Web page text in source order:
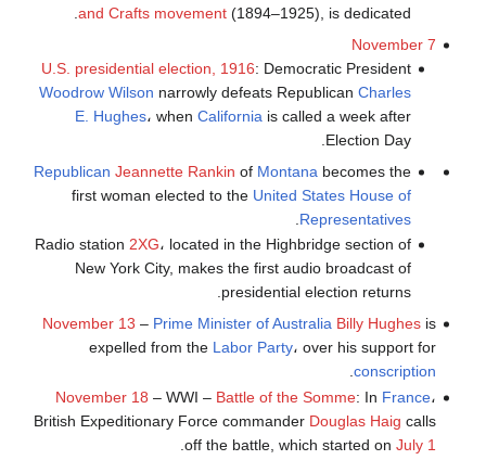
and Crafts movement (1894–1925), is dedicated.
November 7
U.S. presidential election, 1916: Democratic President
Woodrow Wilson narrowly defeats RepublicanCharles
E. Hughes، whenCalifornia is called a week after
Election Day.
Republican Jeannette Rankin of Montana becomes the
first woman elected to the United States House of
Representatives
Radio station2XG، located in the Highbridge section of
New York City, makes the first audio broadcast of
presidential election returns.
November 13 – Prime Minister of Australia Billy Hughesis
expelled from the Labor Party، over his support for
conscription
.
November 18 – WWI – Battle of the Somme: In France،
British Expeditionary Force commander Douglas Haig calls
off the battle, which started on July 1